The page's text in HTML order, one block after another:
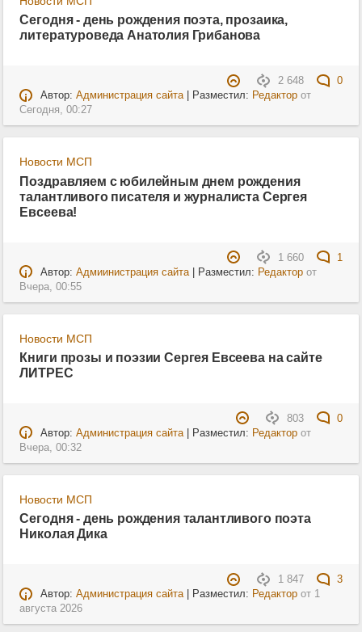
Сегодня - день рождения поэта, прозаика,
литературоведа Анатолия Грибанова
2 648
0
Автор: Администрация сайта| Разместил: Редакторот
Сегодня, 00:27
Новости МСП
Поздравляем с юбилейным днем рождения
талантливого писателя и журналиста Сергея
Евсеева!
1 660
1
Автор: Адмиинистрация сайта| Разместил: Редакторот
Вчера, 00:55
Новости МСП
Книги прозы и поэзии Сергея Евсеева на сайте
ЛИТРЕС
803
0
Автор: Администрация сайта| Разместил: Редакторот
Вчера, 00:32
Новости МСП
Сегодня - день рождения талантливого поэта
Николая Дика
1 847
3
Автор: Администрация сайта| Разместил: Редакторот 1
августа 2026